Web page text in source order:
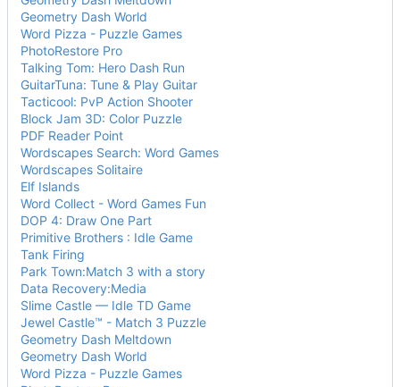
Geometry Dash World
Word Pizza - Puzzle Games
PhotoRestore Pro
Talking Tom: Hero Dash Run
GuitarTuna: Tune & Play Guitar
Tacticool: PvP Action Shooter
Block Jam 3D: Color Puzzle
PDF Reader Point
Wordscapes Search: Word Games
Wordscapes Solitaire
Elf Islands
Word Collect - Word Games Fun
DOP 4: Draw One Part
Primitive Brothers : Idle Game
Tank Firing
Park Town:Match 3 with a story
Data Recovery:Media
Slime Castle — Idle TD Game
Jewel Castle™ - Match 3 Puzzle
Geometry Dash Meltdown
Geometry Dash World
Word Pizza - Puzzle Games